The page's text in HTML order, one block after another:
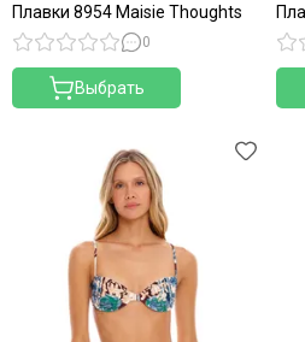
Плавки 8954 Maisie Thoughts
0
Выбрать